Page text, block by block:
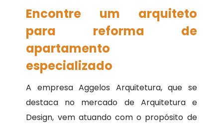
Encontre um arquiteto
para reforma de
apartamento
especializado
A empresa Aggelos Arquitetura, que se
destaca no mercado de Arquitetura e
Design, vem atuando com o propósito de